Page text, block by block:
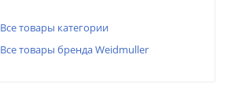
Все товары категории
Все товары бренда Weidmuller